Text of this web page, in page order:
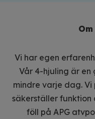
Vi har egen
Vår 4-hjuling är en
mindre varje dag.
säkerställer funktion
föll på APG